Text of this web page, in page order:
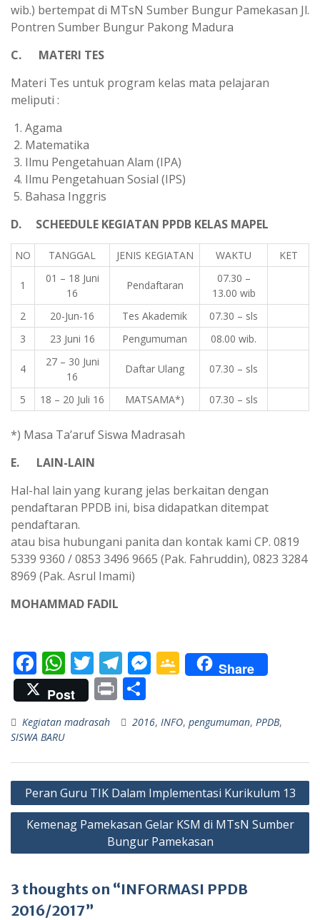
wib.) bertempat di MTsN Sumber Bungur Pamekasan Jl.
Pontren Sumber Bungur Pakong Madura
C. MATERI TES
Materi Tes untuk program kelas mata pelajaran
meliputi :
Agama
Matematika
Ilmu Pengetahuan Alam (IPA)
Ilmu Pengetahuan Sosial (IPS)
Bahasa Inggris
D. SCHEEDULE KEGIATAN PPDB KELAS MAPEL
NO TANGGAL JENIS KEGIATAN WAKTU KET
1
01 – 18 Juni
16
Pendaftaran
07.30 –
13.00 wib
2
20-Jun-16 Tes Akademik
07.30 – sls
3
23 Juni 16 Pengumuman 08.00 wib.
4
27 – 30 Juni
16
Daftar Ulang 07.30 – sls
5 18 – 20 Juli 16 MATSAMA*) 07.30 – sls
*) Masa Ta’aruf Siswa Madrasah
E. LAIN-LAIN
Hal-hal lain yang kurang jelas berkaitan dengan
pendaftaran PPDB ini, bisa didapatkan ditempat
pendaftaran.
atau bisa hubungani panita dan kontak kami CP. 0819
5339 9360 / 0853 3496 9665 (Pak. Fahruddin), 0823 3284
8969 (Pak. Asrul Imami)
MOHAMMAD FADIL
F
ac
e
b
o
o
k
W
h
at
s
A
p
p
T
w
itt
er
T
el
e
gr
a
m
M
e
n
g
er
G
o
gl
e
Cl
as
sr
o
m
Share
Post
Pr
in
t
h
ar
e
Kegiatan madrasah 2016, INFO, pengumuman, PPDB,
SISWA BARU
Navigasi
pos
Peran Guru TIK Dalam Implementasi Kurikulum 13
Kemenag Pamekasan Gelar KSM di MTsN Sumber
Bungur Pamekasan
3 thoughts on “INFORMASI PPDB
2016/2017”